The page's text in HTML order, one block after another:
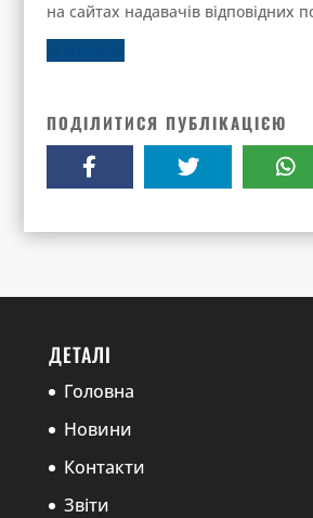
на сайтах надавачів відповідних
ПОДІЛИТИСЯ ПУБЛІКАЦІЄЮ
ДЕТАЛІ
Головна
Новини
Контакти
Звіти